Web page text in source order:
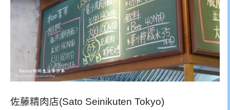
佐藤精肉店(Sato Seinikuten Tokyo)